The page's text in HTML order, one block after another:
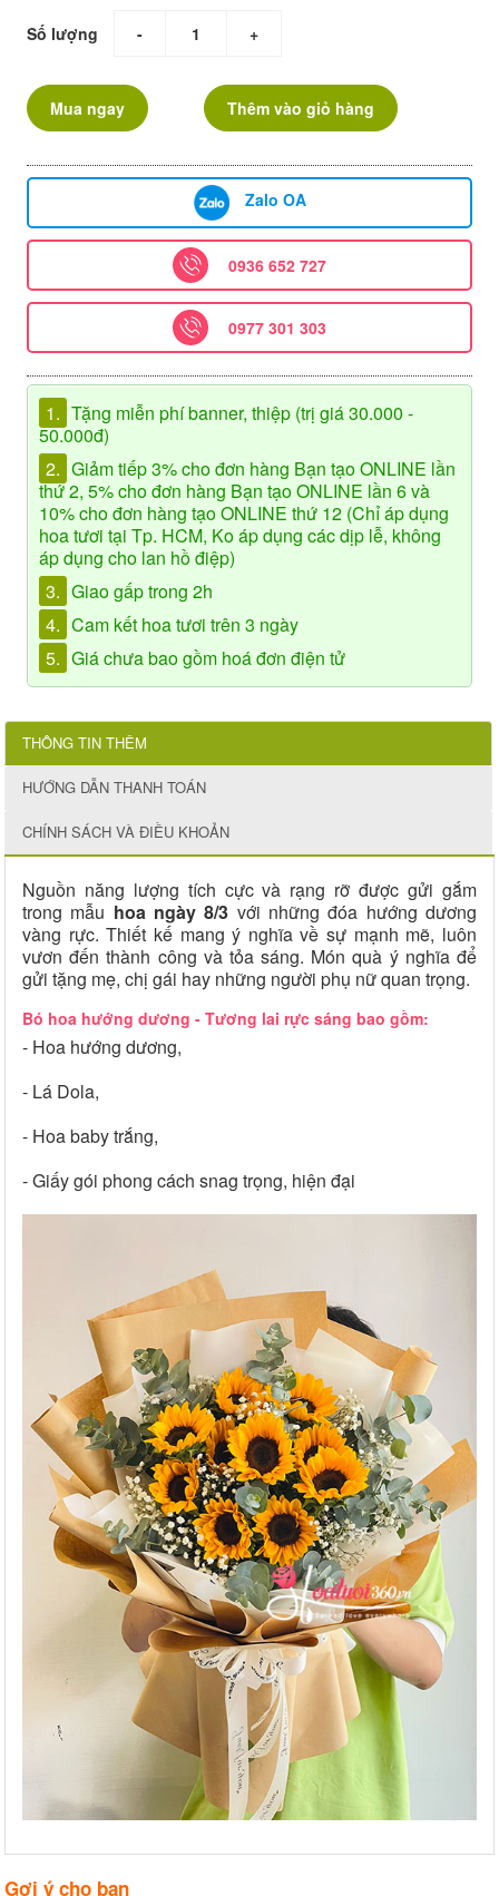
Số lượng - +
Mua ngay Thêm vào giỏ hàng
Zalo OA
0936 652 727
0977 301 303
1. Tặng miễn phí banner, thiệp (trị giá 30.000 -
50.000đ)
2. Giảm tiếp 3% cho đơn hàng Bạn tạo ONLINE lần
thứ 2, 5% cho đơn hàng Bạn tạo ONLINE lần 6 và
10% cho đơn hàng tạo ONLINE thứ 12 (Chỉ áp dụng
hoa tươi tại Tp. HCM, Ko áp dụng các dịp lễ, không
áp dụng cho lan hồ điệp)
3. Giao gấp trong 2h
4. Cam kết hoa tươi trên 3 ngày
5. Giá chưa bao gồm hoá đơn điện tử
THÔNG TIN THÊM
HƯỚNG DẪN THANH TOÁN
CHÍNH SÁCH VÀ ĐIỀU KHOẢN
Nguồn năng lượng tích cực và rạng rỡ được gửi gắm
trong mẫu hoa ngày 8/3 với những đóa hướng dương
vàng rực. Thiết kế mang ý nghĩa về sự mạnh mẽ, luôn
vươn đến thành công và tỏa sáng. Món quà ý nghĩa để
gửi tặng mẹ, chị gái hay những người phụ nữ quan trọng.
Bó hoa hướng dương - Tương lai rực sáng bao gồm:
- Hoa hướng dương,
- Lá Dola,
- Hoa baby trắng,
- Giấy gói phong cách snag trọng, hiện đại
Gợi ý cho bạn